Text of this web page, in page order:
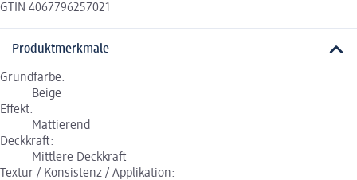
GTIN 4067796257021
Produktmerkmale
Grundfarbe:
Beige
Effekt:
Mattierend
Deckkraft:
Mittlere Deckkraft
Textur / Konsistenz / Applikation: